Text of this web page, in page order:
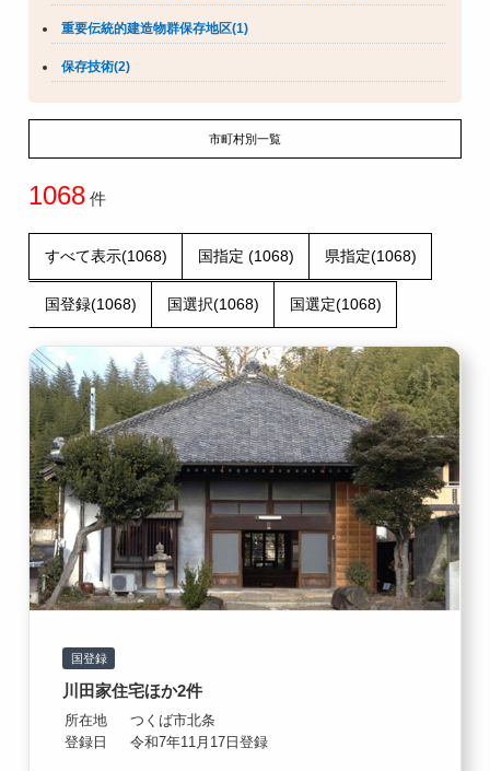
重要伝統的建造物群保存地区(1)
保存技術(2)
市町村別一覧
1068 件
すべて表示(1068) 国指定 (1068) 県指定(1068)
国登録(1068) 国選択(1068) 国選定(1068)
国登録
川田家住宅ほか2件
所在地
つくば市北条
登録日
令和7年11月17日登録